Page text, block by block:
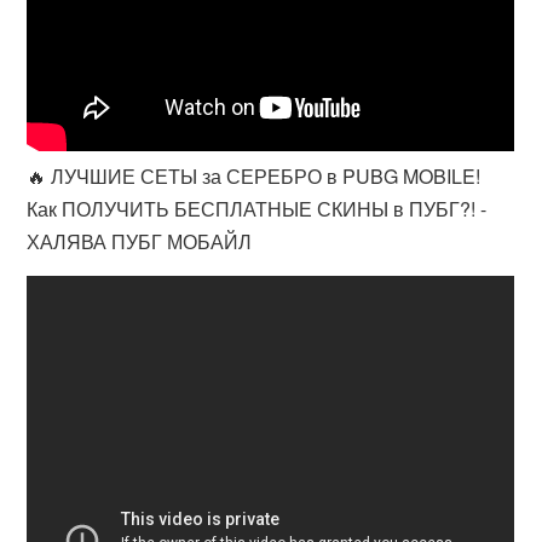
🔥 ЛУЧШИЕ СЕТЫ за СЕРЕБРО в PUBG MOBILE!
Как ПОЛУЧИТЬ БЕСПЛАТНЫЕ СКИНЫ в ПУБГ?! -
ХАЛЯВА ПУБГ МОБАЙЛ